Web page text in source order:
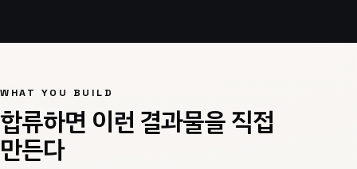
WHAT YOU BUILD
합류하면 이런 결과물을 직접
만든다